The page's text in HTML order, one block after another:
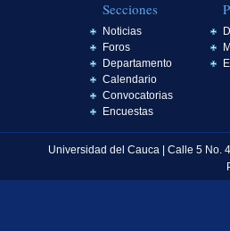
Secciones
Noticias
Foros
Departamento
Calendario
Convocatorias
Encuestas
Universidad del Cauca | Calle 5 No.